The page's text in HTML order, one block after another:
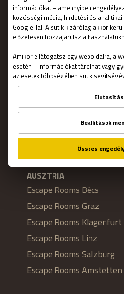
Impresszum
Online Escape Rooms
Süti beállítások
HELYSZÍNEK
MAGYARORSZÁG
Escape Rooms Budapest
Escape Rooms Debrecen
Escape Rooms Gyenesdiás
AUSZTRIA
Escape Rooms Bécs
Escape Rooms Graz
Escape Rooms Klagenfurt
Escape Rooms Linz
Escape Rooms Salzburg
Escape Rooms Amstetten